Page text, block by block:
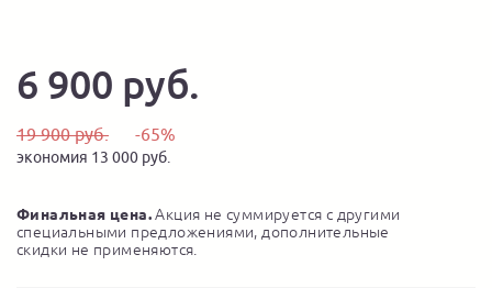
6 900 руб.
19 900 руб. -65%
экономия 13 000 руб.
Финальная цена.Акция не суммируется с другими
специальными предложениями, дополнительные
скидки не применяются.